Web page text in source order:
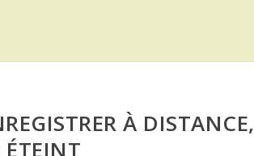
À DISTANCE,
ÉTEINT